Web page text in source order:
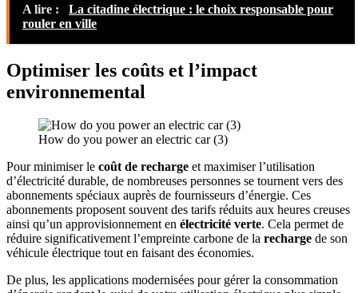
A lire :
La citadine électrique : le choix responsable pour
rouler en ville
Optimiser les coûts et l’impact
environnemental
How do you power an electric car (3)
Pour minimiser le coût de recharge et maximiser l’utilisation
d’électricité durable, de nombreuses personnes se tournent vers des
abonnements spéciaux auprès de fournisseurs d’énergie. Ces
abonnements proposent souvent des tarifs réduits aux heures creuses
ainsi qu’un approvisionnement en électricité verte. Cela permet de
réduire significativement l’empreinte carbone de la recharge de son
véhicule électrique tout en faisant des économies.
De plus, les applications modernisées pour gérer la consommation